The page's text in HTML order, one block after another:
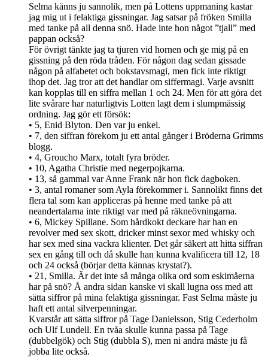
Selma känns ju sannolik, men på Lottens uppmaning kastar
jag mig ut i felaktiga gissningar. Jag satsar på fröken Smilla
med tanke på all denna snö. Hade inte hon något ”tjall” med
pappan också?
För övrigt tänkte jag ta tjuren vid hornen och ge mig på en
gissning på den röda tråden. För någon dag sedan gissade
någon på alfabetet och bokstavsmagi, men fick inte riktigt
ihop det. Jag tror att det handlar om siffermagi. Varje avsnitt
kan kopplas till en siffra mellan 1 och 24. Men för att göra det
lite svårare har naturligtvis Lotten lagt dem i slumpmässig
ordning. Jag gör ett försök:
• 5, Enid Blyton. Den var ju enkel.
• 7, den siffran förekom ju ett antal gånger i Bröderna Grimms
blogg.
• 4, Groucho Marx, totalt fyra bröder.
• 10, Agatha Christie med negerpojkarna.
• 13, så gammal var Anne Frank när hon fick dagboken.
• 3, antal romaner som Ayla förekommer i. Sannolikt finns det
flera tal som kan appliceras på henne med tanke på att
neandertalarna inte riktigt var med på räkneövningarna.
• 6, Mickey Spillane. Som hårdkokt deckare har han en
revolver med sex skott, dricker minst sexor med whisky och
har sex med sina vackra klienter. Det går säkert att hitta siffran
sex en gång till och då skulle han kunna kvalificera till 12, 18
och 24 också (börjar detta kännas krystat?).
• 21, Smilla. Är det inte så många olika ord som eskimåerna
har på snö? Å andra sidan kanske vi skall lugna oss med att
sätta siffror på mina felaktiga gissningar. Fast Selma måste ju
haft ett antal silverpenningar.
Kvarstår att sätta siffror på Tage Danielsson, Stig Cederholm
och Ulf Lundell. En tvåa skulle kunna passa på Tage
(dubbelgök) och Stig (dubbla S), men ni andra måste ju få
jobba lite också.